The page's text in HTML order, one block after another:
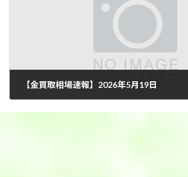
【金買取相場速報】2026年5月19日